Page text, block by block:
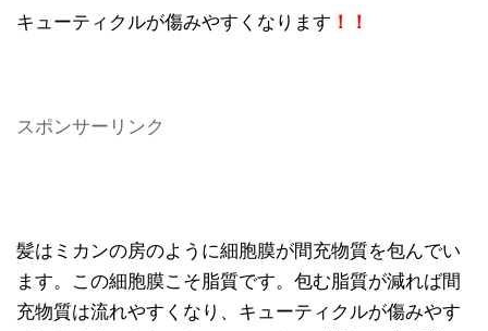
キューティクルが傷みやすくなります ！！
スポンサーリンク
髪はミカンの房のように細胞膜が間充物質を包んでい
ます。この細胞膜こそ脂質です。包む脂質が減れば間
充物質は流れやすくなり、キューティクルが傷みやす